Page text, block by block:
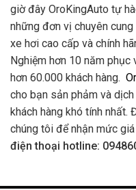
giờ đây OroKingAuto tự
những đơn vị chuyên
xe hơi cao cấp và chính
Nghiệm hơn 10 năm
hơn 60.000 khách hàng.
cho bạn sản phảm và
khách hàng khó tính nhất.
chúng tôi để nhận mức
điện thoại hotline: